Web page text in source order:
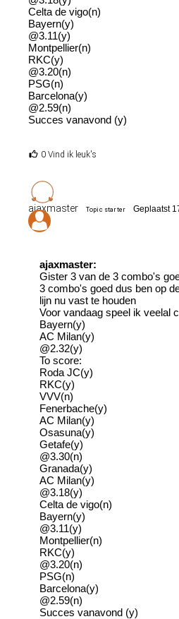
Celta de vigo(n)
Bayern(y)
@3.11(y)
Montpellier(n)
RKC(y)
@3.20(n)
PSG(n)
Barcelona(y)
@2.59(n)
Succes vanavond (y)
0 Vind ik leuk's
ajaxmaster Topic starter Geplaatst
ajaxmaster:
Gister 3 van de 3 combo's
3 combo's goed dus ben op
lijn nu vast te houden
Voor vandaag speel ik veelal
Bayern(y)
AC Milan(y)
@2.32(y)
To score:
Roda JC(y)
RKC(y)
VVV(n)
Fenerbache(y)
AC Milan(y)
Osasuna(y)
Getafe(y)
@3.30(n)
Granada(y)
AC Milan(y)
@3.18(y)
Celta de vigo(n)
Bayern(y)
@3.11(y)
Montpellier(n)
RKC(y)
@3.20(n)
PSG(n)
Barcelona(y)
@2.59(n)
Succes vanavond (y)